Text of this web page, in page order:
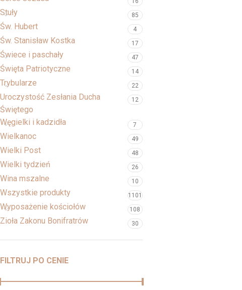
Stuły 85
Św. Hubert 4
Św. Stanisław Kostka 17
Świece i paschały 47
Święta Patriotyczne 14
Trybularze 22
Uroczystość Zesłania Ducha
Świętego
12
Węgielki i kadzidła 7
Wielkanoc 49
Wielki Post 48
Wielki tydzień 26
Wina mszalne 10
Wszystkie produkty 1101
Wyposażenie kościołów 108
Zioła Zakonu Bonifratrów 30
FILTRUJ PO CENIE